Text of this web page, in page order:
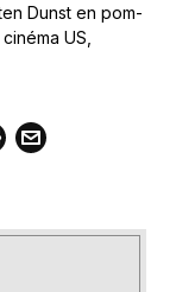
Dunst en pom-
US,